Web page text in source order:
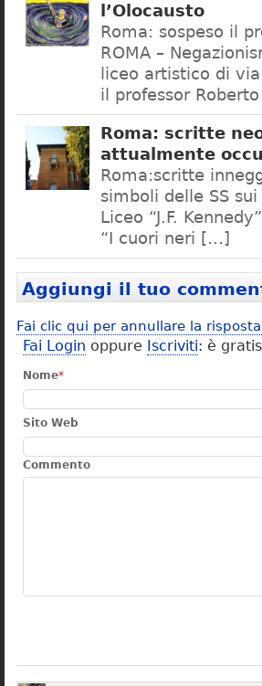
l’Olocausto
Roma: sospeso il
ROMA –
liceo artistico di
il professor
Roma: scritte
attualmente
Roma:scritte
simboli delle SS
Liceo “J.F.
“I cuori neri […]
Aggiungi il tuo
Fai clic qui per annullare la
Fai Login oppure Iscriviti: è
Nome*
Sito Web
Commento